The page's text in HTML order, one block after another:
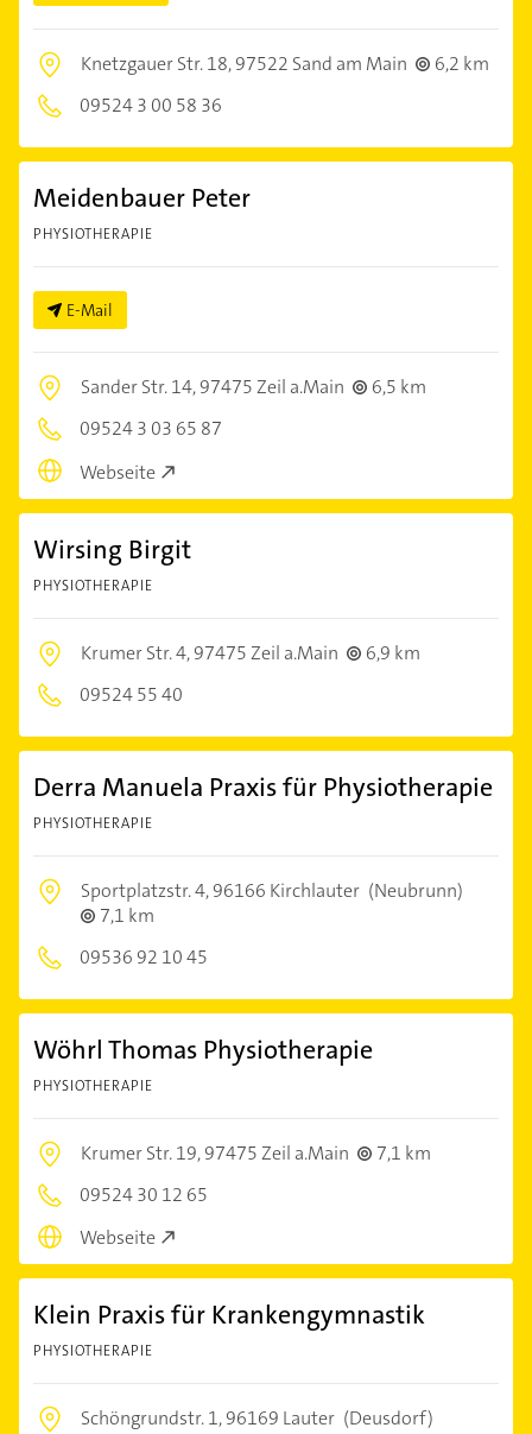
Knetzgauer Str. 18,97522 Sand am Main
6,2 km
09524 3 00 58 36
Meidenbauer Peter
PHYSIOTHERAPIE
E-Mail
Sander Str. 14,97475 Zeil a.Main
6,5 km
09524 3 03 65 87
Webseite
Wirsing Birgit
PHYSIOTHERAPIE
Krumer Str. 4,97475 Zeil a.Main
6,9 km
09524 55 40
Derra Manuela Praxis für Physiotherapie
PHYSIOTHERAPIE
Sportplatzstr. 4,96166 Kirchlauter (Neubrunn)
7,1 km
09536 92 10 45
Wöhrl Thomas Physiotherapie
PHYSIOTHERAPIE
Krumer Str. 19,97475 Zeil a.Main
7,1 km
09524 30 12 65
Webseite
Klein Praxis für Krankengymnastik
PHYSIOTHERAPIE
Schöngrundstr. 1,96169 Lauter (Deusdorf)